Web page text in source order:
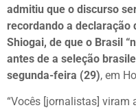
admitiu que o discurso
recordando a declaração
Shiogai, de que o Brasil
antes de a seleção
segunda-feira (29), em
“Vocês [jornalistas] viram